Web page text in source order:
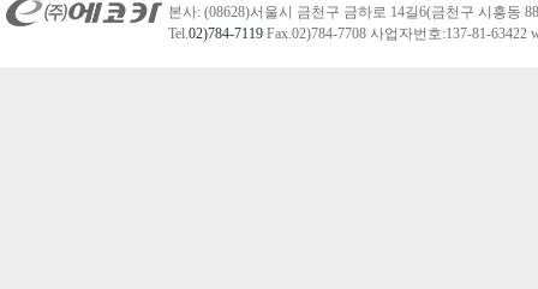
본사: (08628)서울시 금천구 금하로 14길6(금천구 시흥동
Tel.02)784-7119 Fax.02)784-7708 사업자번호:137-81-63422